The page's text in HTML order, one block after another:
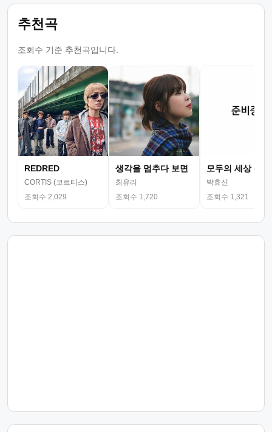
추천곡
조회수 기준 추천곡입니다.
REDRED
CORTIS (코르티스)
조회수 2,029
생각을 멈추다 보면
최유리
조회수 1,720
모두의 세상 (뮤
박효신
조회수 1,321